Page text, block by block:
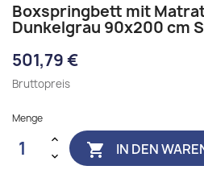
Boxspringbett mit
Dunkelgrau 90x200 cm
501,79 €
Bruttopreis
Menge
 IN DEN